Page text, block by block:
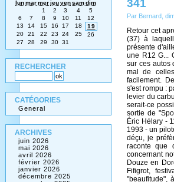
341
Par Bernard,
Retour cet
(37) à
présente
une R12 G...
sur ces autos
mal de
facilement.
s'est rompu :
levier du
serait-ce
sortie de
Éric Hélary -
1993 - un
déçu, je
raconte que
concernant
Douze en
Fifigrot,
"beaufitude",
lunmarmerjeuvensamdim
1
2 3 4
5
6
7 8 9 10 11
12
13
14 15 16 17 18
19
20
21 22 23 24 25
26
27
28 29 30 31
RECHERCHER
CATÉGORIES
General
ARCHIVES
juin 2026
mai 2026
avril 2026
février 2026
janvier 2026
décembre 2025